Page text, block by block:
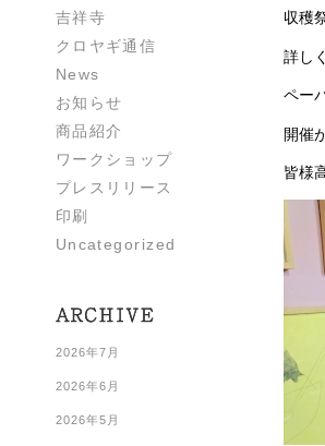
吉祥寺
クロヤギ通信
News
お知らせ
商品紹介
ワークショップ
プレスリリース
印刷
Uncategorized
2026年7月
2026年6月
2026年5月
収穫
詳し
ペー
開催
皆様